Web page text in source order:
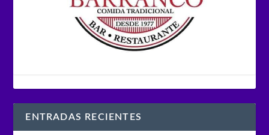
ENTRADAS RECIENTES